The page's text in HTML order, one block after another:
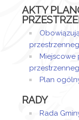
AKTY
Plan
RADY
Rada